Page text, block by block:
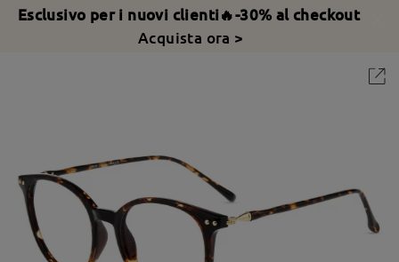
Esclusivo per i nuovi clienti🔥-30% al checkout
Acquista ora >